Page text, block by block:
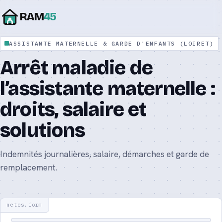
RAM45
Assistante maternelle agréée : le guide
complet 2026
Assistante maternelle ou nounou : quelle
différence ?
Tarif d’une assistante maternelle : prix et
calcul 2026
Aide CAF CMG : le complément de mode de
garde 2026
Contrat d’assistante maternelle : modèle et
mentions 2026
ASSISTANTE MATERNELLE & GARDE D'ENFANTS (LOIRET)
Arrêt maladie de
l’assistante maternelle :
droits, salaire et
solutions
Indemnités journalières, salaire, démarches et garde de
remplacement.